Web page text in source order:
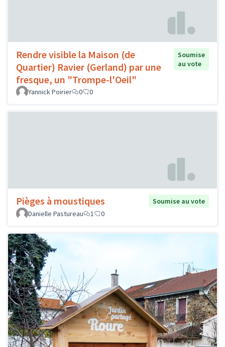
Rendre visible la Maison (de
Quartier) Ravier (Gerland) par une
fresque, un "Trompe-l'Oeil"
Soumise
au vote
Yannick Poirier 0 0
Pièges à moustiques
Soumise au vote
Danielle Pastureau
1 0